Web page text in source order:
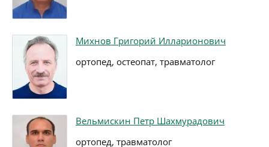
Михнов Григорий Илларионович
ортопед, остеопат, травматолог
Вельмискин Петр Шахмурадович
ортопед, травматолог